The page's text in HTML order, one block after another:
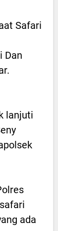
Safari
Dan
lanjuti
ada